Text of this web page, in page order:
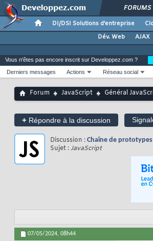
FORUMS
DI/DSI Solutions d'entreprise
Dév. Web
AJAX
Vous n'êtes pas encore inscrit sur Developpez.com ?
Derniers messages
Actions Réseau social
Forum JavaScript Général
+ Répondre à la discussion
Discussion : Chaîne de
Sujet :JavaScript
07/05/2024, 08h44